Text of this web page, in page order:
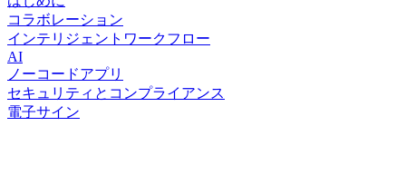
コラボレーション
インテリジェントワークフロー
AI
ノーコードアプリ
セキュリティとコンプライアンス
電子サイン